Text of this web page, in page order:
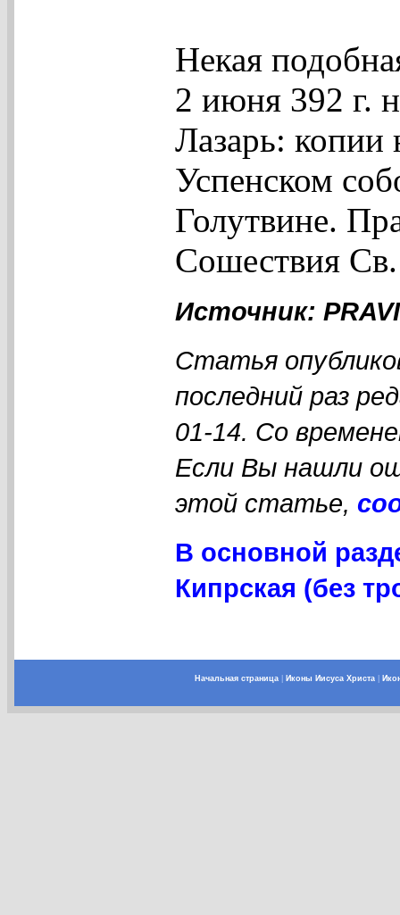
Некая
2 июня 392 г.
Лазарь: копии
Успенском
Голутвине.
Сошествия
Источник:
Статья
последний раз
01-14. Со
Если Вы нашли
этой статье,
В основной
Кипрская (без
Начальная страница| Иконы Иисуса Христа|